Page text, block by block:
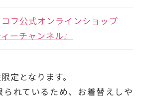
フ公式オンラインショップ
ーチャンネル』
定となります。
れているため、お着替えしや